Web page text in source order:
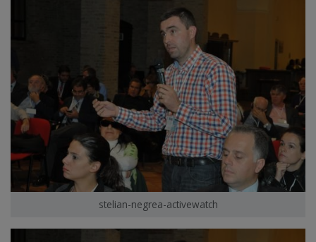
stelian-negrea-activewatch